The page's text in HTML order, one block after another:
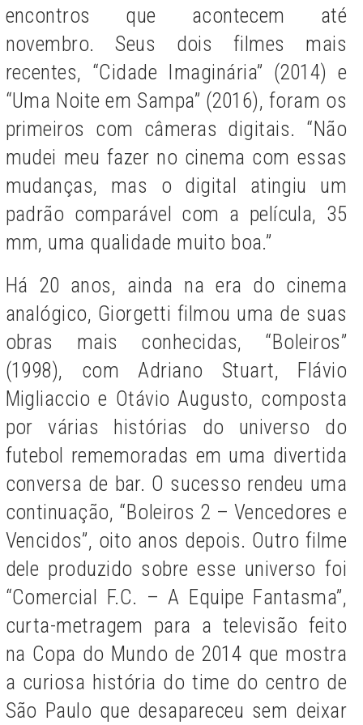
encontros que acontecem até
novembro. Seus dois filmes mais
recentes, “Cidade Imaginária” (2014) e
“Uma Noite em Sampa” (2016), foram os
primeiros com câmeras digitais. “Não
mudei meu fazer no cinema com essas
mudanças, mas o digital atingiu um
padrão comparável com a película, 35
mm, uma qualidade muito boa.”
Há 20 anos, ainda na era do cinema
analógico, Giorgetti filmou uma de suas
obras mais conhecidas, “Boleiros”
(1998), com Adriano Stuart, Flávio
Migliaccio e Otávio Augusto, composta
por várias histórias do universo do
futebol rememoradas em uma divertida
conversa de bar. O sucesso rendeu uma
continuação, “Boleiros 2 – Vencedores e
Vencidos”, oito anos depois. Outro filme
dele produzido sobre esse universo foi
“Comercial F.C. – A Equipe Fantasma”,
curta-metragem para a televisão feito
na Copa do Mundo de 2014 que mostra
a curiosa história do time do centro de
São Paulo que desapareceu sem deixar